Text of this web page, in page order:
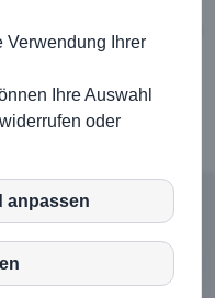
Farhad Aazizie,
Verwendung Ihrer
Ihre Auswahl
widerrufen oder
anpassen